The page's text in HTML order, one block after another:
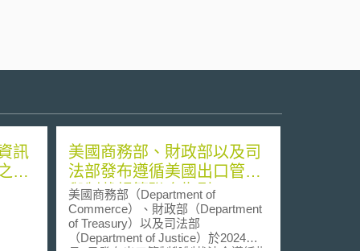
訊
因
美國商務部、財政部以及司
法部發布遵循美國出口管制
與制裁規範聯合指引
美國商務部（Department of
Commerce）、財政部（Department
of Treasury）以及司法部
（Department of Justice）於2024年3